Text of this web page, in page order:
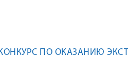
ПО ОКАЗАНИЮ